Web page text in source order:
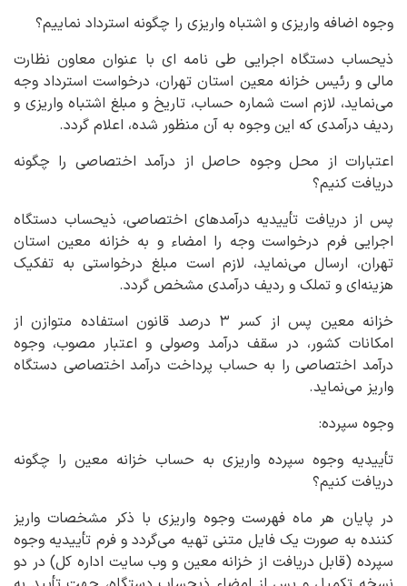
وجوه اضافه واریزی و اشتباه واریزی را چگونه استرداد نماییم؟
ذیحساب دستگاه اجرایی طی نامه ای با عنوان معاون نظارت
مالی و رئیس خزانه معین استان تهران، درخواست استرداد وجه
می‌نماید، لازم است شماره حساب، تاریخ و مبلغ اشتباه واریزی و
ردیف درآمدی که این وجوه به آن منظور شده، اعلام گردد.
اعتبارات از محل وجوه حاصل از درآمد اختصاصی را چگونه
دریافت کنیم؟
پس از دریافت تأییدیه درآمدهای اختصاصی، ذیحساب دستگاه
اجرایی فرم درخواست وجه را امضاء و به خزانه معین استان
تهران، ارسال می‌نماید، لازم است مبلغ درخواستی به تفکیک
هزینه‌ای و تملک و ردیف درآمدی مشخص گردد.
خزانه معین پس از کسر ۳ درصد قانون استفاده متوازن از
امکانات کشور، در سقف درآمد وصولی و اعتبار مصوب، وجوه
درآمد اختصاصی را به حساب پرداخت درآمد اختصاصی دستگاه
واریز می‌نماید.
وجوه سپرده:
تأییدیه وجوه سپرده واریزی به حساب خزانه معین را چگونه
دریافت کنیم؟
در پایان هر ماه فهرست وجوه واریزی با ذکر مشخصات واریز
کننده به صورت یک فایل متنی تهیه می‌گردد و فرم تأییدیه وجوه
سپرده (قابل دریافت از خزانه معین و وب سایت اداره کل) در دو